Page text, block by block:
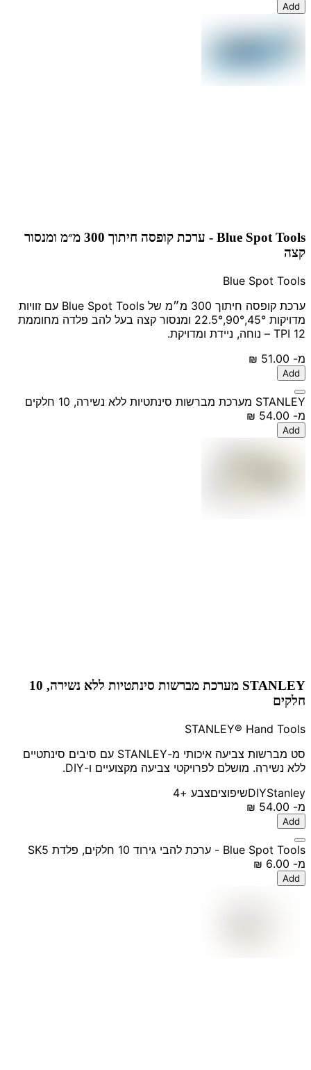
Add
Blue Spot Tools - ערכת קופסה חיתוך 300 מ״מ ומנסור
קצה
Blue Spot Tools
ערכת קופסה חיתוך 300 מ״מ של Blue Spot Tools עם זוויות
מדויקות 45°,90°,22.5° ומנסור קצה בעל להב פלדה מחוממת
12 TPI – נוחה, ניידת ומדויקת.
מ-
Add
STANLEY מערכת מברשות סינתטיות ללא נשירה, 10 חלקים
מ-
Add
STANLEY מערכת מברשות סינתטיות ללא נשירה, 10
חלקים
STANLEY® Hand Tools
סט מברשות צביעה איכותי מ-STANLEY עם סיבים סינתטיים
ללא נשירה. מושלם לפרויקטי צביעה מקצועיים ו-DIY.
DIYStanley שיפוציםצבע +4
מ-
Add
Blue Spot Tools - ערכת להבי גירוד 10 חלקים, פלדת SK5
מ-
Add